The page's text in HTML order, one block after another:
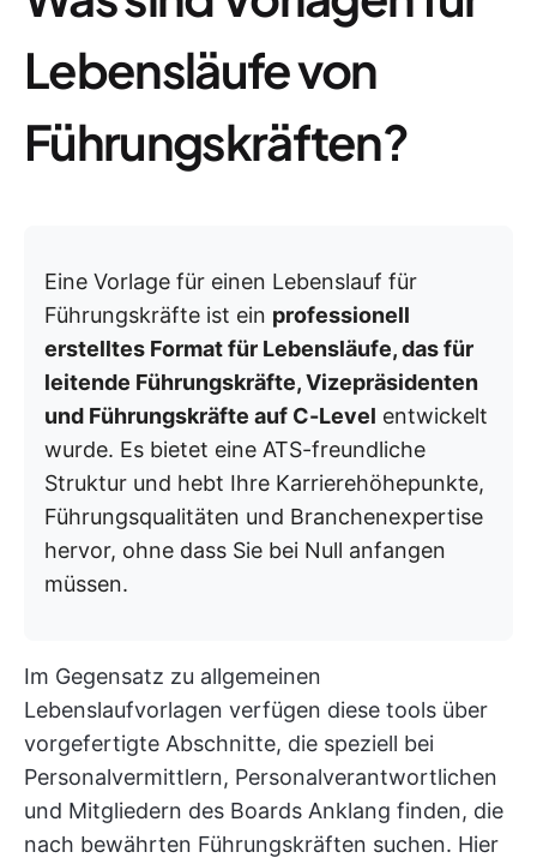
Lebensläufe von
Führungskräften?
Eine Vorlage für einen Lebenslauf für
Führungskräfte ist ein professionell
erstelltes Format für Lebensläufe, das für
leitende Führungskräfte, Vizepräsidenten
und Führungskräfte auf C-Level entwickelt
wurde. Es bietet eine ATS-freundliche
Struktur und hebt Ihre Karrierehöhepunkte,
Führungsqualitäten und Branchenexpertise
hervor, ohne dass Sie bei Null anfangen
müssen.
Im Gegensatz zu allgemeinen
Lebenslaufvorlagen verfügen diese tools über
vorgefertigte Abschnitte, die speziell bei
Personalvermittlern, Personalverantwortlichen
und Mitgliedern des Boards Anklang finden, die
nach bewährten Führungskräften suchen. Hier